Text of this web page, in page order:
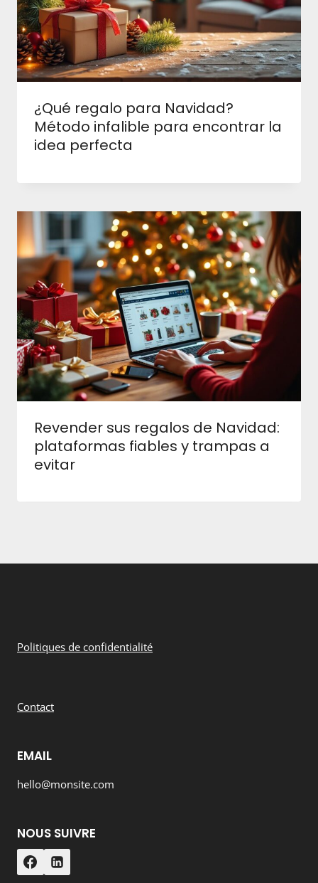
¿Qué regalo para Navidad?
Método infalible para encontrar la
idea perfecta
Revender sus regalos de Navidad:
plataformas fiables y trampas a
evitar
Politiques de confidentialité
Contact
EMAIL
hello@monsite.com
NOUS SUIVRE